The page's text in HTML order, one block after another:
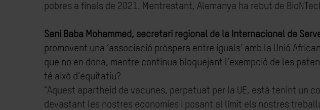
pobres a finals de 2021. Mentrestant, Alemanya ha rebut de
Sani Baba Mohammed, secretari regional de la Internacional de
promovent una ‘associació pròspera entre iguals’ amb la Unió
que no en dona, mentre continua bloquejant l’exempció de les
té això d’equitatiu?
“Aquest apartheid de vacunes, perpetuat per la UE, està tenint un
devastant les nostres economies i posant al límit els nostres